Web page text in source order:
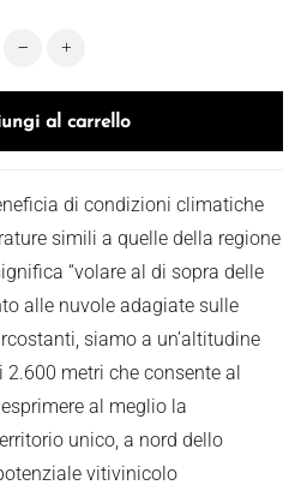
Ao Yun 2017 quantità
al carrello
di condizioni climatiche
simili a quelle della regione
“volare al di sopra delle
alle nuvole adagiate sulle
siamo a un’altitudine
metri che consente al
al meglio la
unico, a nord dello
vitivinicolo